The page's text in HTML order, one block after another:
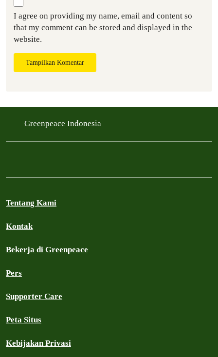
I agree on providing my name, email and content so
that my comment can be stored and displayed in the
website.
Tampilkan Komentar
Greenpeace Indonesia
Tentang Kami
Kontak
Bekerja di Greenpeace
Pers
Supporter Care
Peta Situs
Kebijakan Privasi